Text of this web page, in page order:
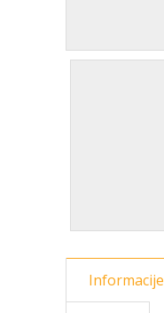
Informacije